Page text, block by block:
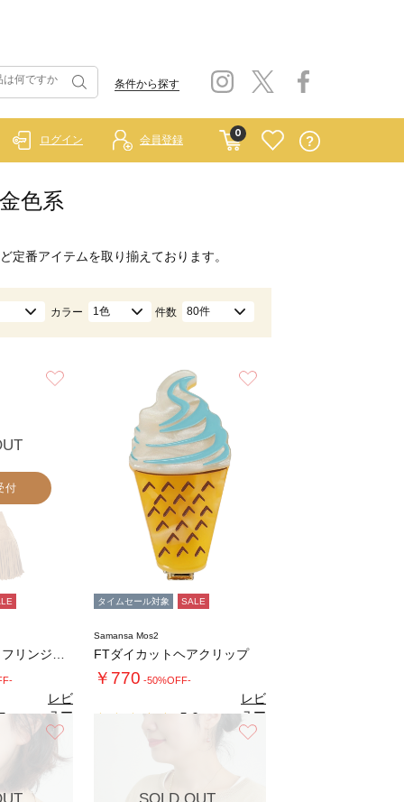
条件から探す
0
ログイン 会員登録
色系
定番アイテムを取り揃えております。
カラー 1色 件数 80件
付
（2）
レビ
ュー
を見
る
タイムセール対象 SALE
Samansa Mos2
FTダイカットヘアクリップ
￥770 -50%OFF-
5.0（1）
レビ
ュー
を見
る
SOLD OUT